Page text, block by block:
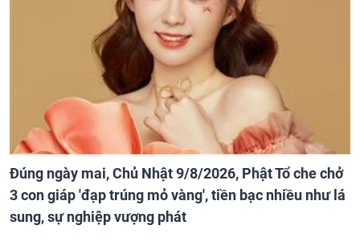
Đúng ngày mai, Chủ Nhật 9/8/2026, Phật Tổ che chở
3 con giáp 'đạp trúng mỏ vàng', tiền bạc nhiều như lá
sung, sự nghiệp vượng phát